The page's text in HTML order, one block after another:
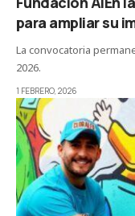
para ampliar su
La convocatoria
2026.
1 FEBRERO, 2026